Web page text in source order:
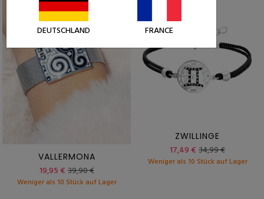
VALLERMONA
19,95 €39,90 €
Weniger als 10 Stück auf Lager
ZWILLINGE
17,49 € 34,99 €
Weniger als 10 Stück auf Lager
DEUTSCHLAND FRANCE